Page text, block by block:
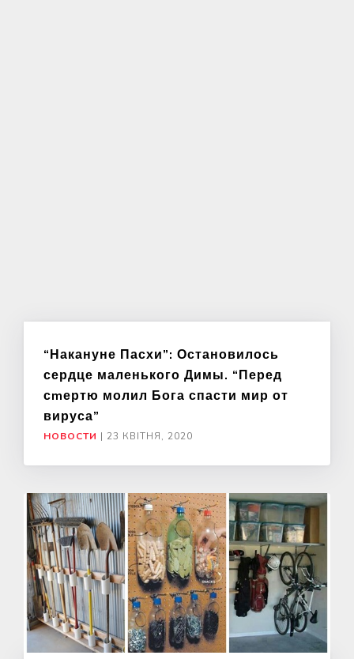
“Накануне Пасхи”: Остановилось
сердце маленького Димы. “Перед
сmертю молил Бога спасти мир от
вируса”
НОВОСТИ | 23 КВІТНЯ, 2020